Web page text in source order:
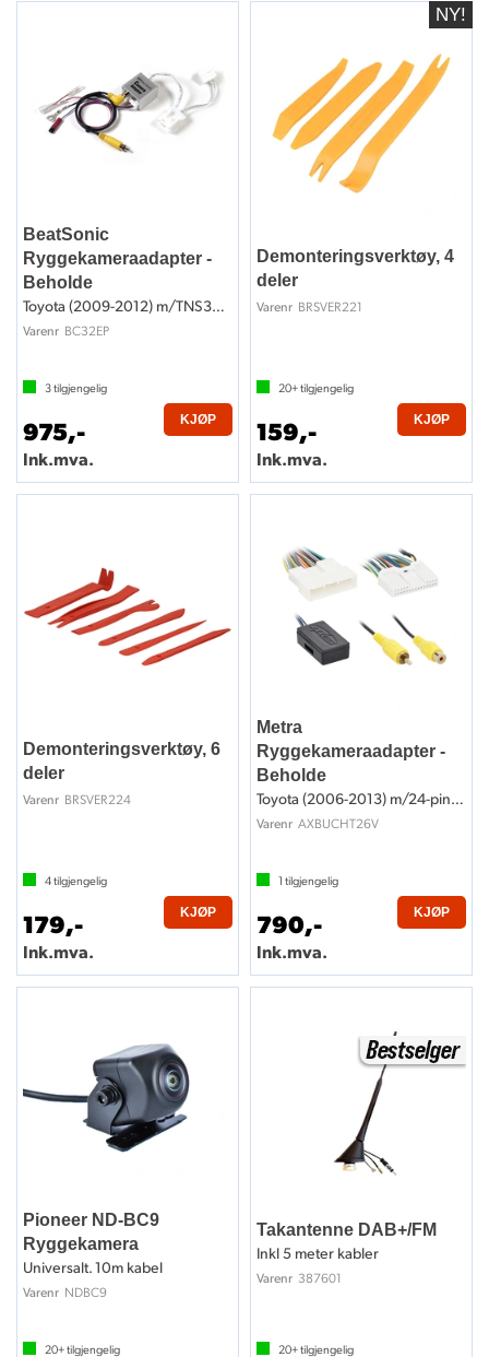
BeatSonic
Ryggekameraadapter -
Beholde
Toyota (2009-2012) m/TNS350/TNS510
Varenr BC32EP
3tilgjengelig
975,-
Ink.mva.
KJØP
Demonteringsverktøy, 4
deler
Varenr BRSVER221
20+tilgjengelig
159,-
Ink.mva.
KJØP
Demonteringsverktøy, 6
deler
Varenr BRSVER224
4tilgjengelig
179,-
Ink.mva.
KJØP
Metra
Ryggekameraadapter -
Beholde
Toyota (2006-2013) m/24-pins kontakt
Varenr AXBUCHT26V
1 tilgjengelig
790,-
Ink.mva.
KJØP
Pioneer ND-BC9
Ryggekamera
Universalt. 10m kabel
Varenr NDBC9
20+tilgjengelig
Takantenne DAB+/FM
Inkl 5 meter kabler
Varenr 387601
20+tilgjengelig